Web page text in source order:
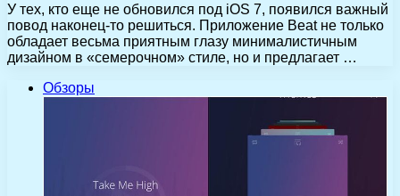
У тех, кто еще не обновился под iOS 7, появился важный
повод наконец-то решиться. Приложение Beat не только
обладает весьма приятным глазу минималистичным
дизайном в «семерочном» стиле, но и предлагает …
Обзоры